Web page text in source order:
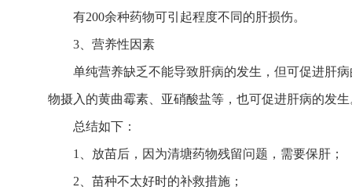
有200余种药物可引起程度不同的肝损伤。
3、营养性因素
单纯营养缺乏不能导致肝病的发生，但可促进肝
物摄入的黄曲霉素、亚硝酸盐等，也可促进肝病的发生
总结如下：
1、放苗后，因为清塘药物残留问题，需要保肝；
2、苗种不太好时的补救措施；